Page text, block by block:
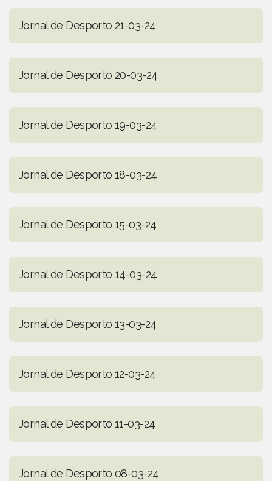
Jornal de Desporto 21-03-24
Jornal de Desporto 20-03-24
Jornal de Desporto 19-03-24
Jornal de Desporto 18-03-24
Jornal de Desporto 15-03-24
Jornal de Desporto 14-03-24
Jornal de Desporto 13-03-24
Jornal de Desporto 12-03-24
Jornal de Desporto 11-03-24
Jornal de Desporto 08-03-24